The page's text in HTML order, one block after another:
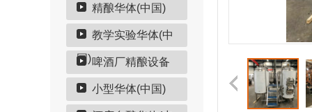
精酿华体(中国)
教学实验华体(中
国)啤酒厂精酿设备
小型华体(中国)